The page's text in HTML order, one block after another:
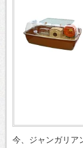
今、ジャンガリア